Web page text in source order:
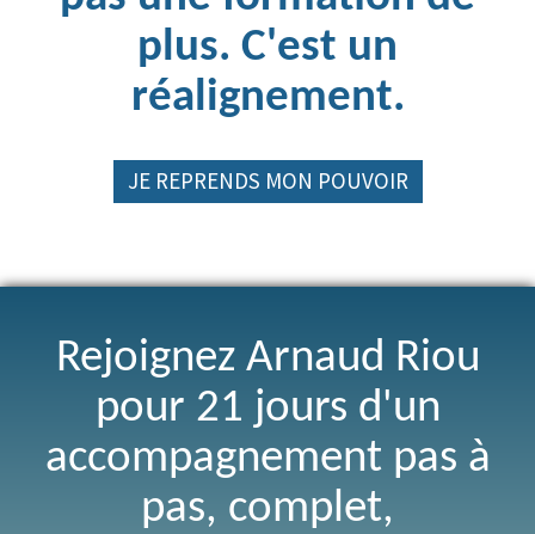
plus. C'est un
réalignement.
JE REPRENDS MON POUVOIR
Rejoignez Arnaud Riou
pour 21 jours d'un
accompagnement pas à
pas, complet,